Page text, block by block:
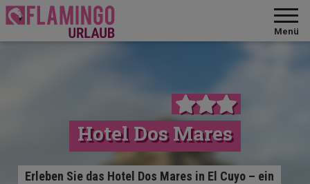
Menü
Hotel Dos Mares
Erleben Sie das Hotel Dos Mares in El Cuyo – ein